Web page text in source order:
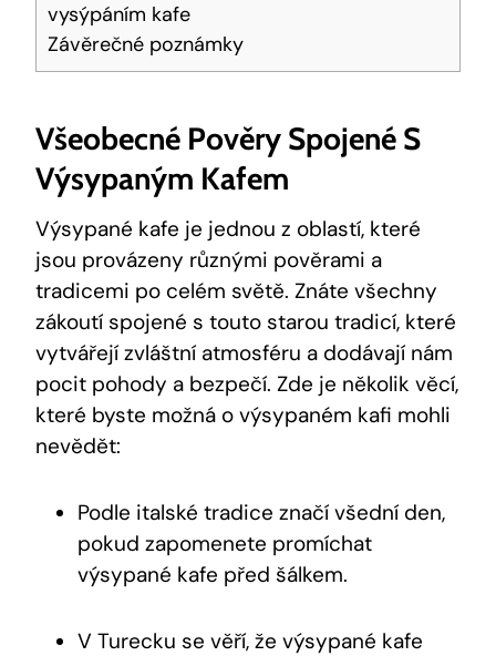
vysýpáním kafe
Závěrečné poznámky
Všeobecné Pověry Spojené S
Výsypaným Kafem
Výsypané kafe je jednou z oblastí, které
jsou provázeny různými pověrami a
tradicemi po celém světě. Znáte všechny
zákoutí spojené s touto starou tradicí, které
vytvářejí zvláštní atmosféru a dodávají nám
pocit pohody a bezpečí. Zde je několik věcí,
které byste možná o výsypaném kafi mohli
nevědět:
Podle italské tradice značí všední den,
pokud zapomenete promíchat
výsypané kafe před šálkem.
V Turecku se věří, že výsypané kafe